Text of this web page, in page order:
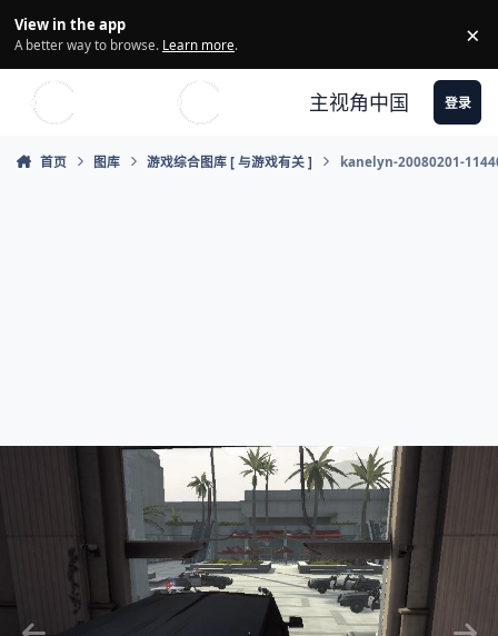
View in the app
A better way to browse. Learn more. ×
主视角中国 登录
首页 图库 游戏综合图库 [ 与游戏有关 ] kanelyn-20080201-